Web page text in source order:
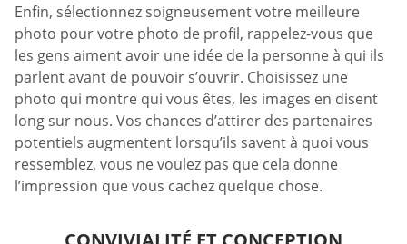
Enfin, sélectionnez soigneusement votre meilleure
photo pour votre photo de profil, rappelez-vous que
les gens aiment avoir une idée de la personne à qui ils
parlent avant de pouvoir s’ouvrir. Choisissez une
photo qui montre qui vous êtes, les images en disent
long sur nous. Vos chances d’attirer des partenaires
potentiels augmentent lorsqu’ils savent à quoi vous
ressemblez, vous ne voulez pas que cela donne
l’impression que vous cachez quelque chose.